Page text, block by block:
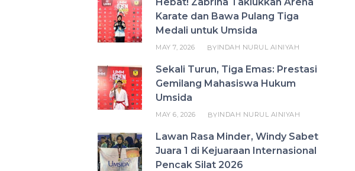
Karate dan Bawa Pulang Tiga
Medali untuk Umsida
MAY 7, 2026 BYINDAH NURUL AINIYAH
Sekali Turun, Tiga Emas: Prestasi
Gemilang Mahasiswa Hukum
Umsida
MAY 6, 2026 BYINDAH NURUL AINIYAH
Lawan Rasa Minder, Windy Sabet
Juara 1 di Kejuaraan Internasional
Pencak Silat 2026